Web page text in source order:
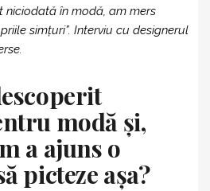
modă și,
a ajuns o
picteze așa?